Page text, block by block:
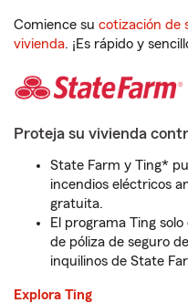
Comience su cotización de
vivienda. ¡Es rápido y
Proteja su vivienda
State Farm y Ting*
incendios eléctricos
gratuita.
El programa Ting
de póliza de seguro
inquilinos de State
Explora Ting